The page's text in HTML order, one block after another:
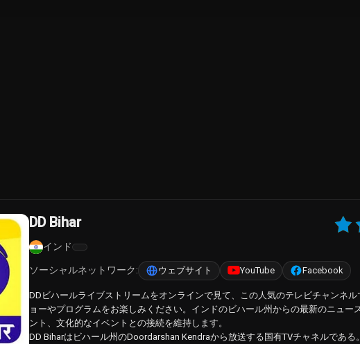
DD Bihar
インド
ソーシャルネットワーク: ウェブサイト YouTube Facebook
DDビハールライブストリームをオンラインで見て、この人気のテレビチャンネル
ョーやプログラムをお楽しみください。インドのビハール州からの最新のニュー
ント、文化的なイベントとの接続を維持します。
DD Biharはビハール州のDoordarshan Kendraから放送する国有TVチャネルである